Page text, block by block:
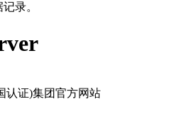
录。
认证)集团官方网站